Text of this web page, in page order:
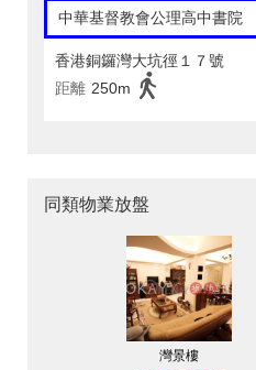
中華基督教會公理高中書院
香港銅鑼灣大坑徑１７號
距離 250m
同類物業放盤
灣景樓